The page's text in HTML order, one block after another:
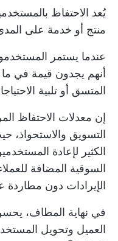
يُعد الاحتفاظ
منتج أو خدمة على
عندما يستمر
أنهم يجدون قيمة في ما
المتسق أو تلبية
إن معدلات الاحتفاظ
التسويق والاستحواذ،
الكثير لإعادة
السوقية المضافة
الإيرادات دون مطاردة
في نهاية المطاف،
العميل وتحويل